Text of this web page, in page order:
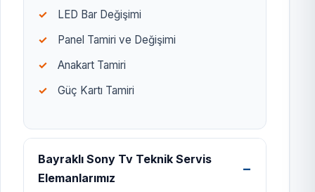
LED Bar Değişimi
Panel Tamiri ve Değişimi
Anakart Tamiri
Güç Kartı Tamiri
Bayraklı Sony Tv Teknik Servis
Elemanlarımız